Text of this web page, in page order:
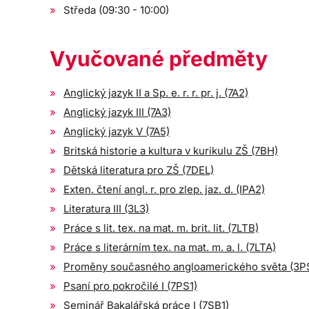
Středa (09:30 - 10:00)
Vyučované předměty
Anglický jazyk II a Sp. e. r. r. pr. j. (7A2)
Anglický jazyk III (7A3)
Anglický jazyk V (7A5)
Britská historie a kultura v kurikulu ZŠ (7BH)
Dětská literatura pro ZŠ (7DEL)
Exten. čtení angl. r. pro zlep. jaz. d. (IPA2)
Literatura III (3L3)
Práce s lit. tex. na mat. m. brit. lit. (7LTB)
Práce s literárním tex. na mat. m. a. l. (7LTA)
Proměny současného angloamerického světa
Psaní pro pokročilé I (7PS1)
Seminář Bakalářská práce I (7SB1)